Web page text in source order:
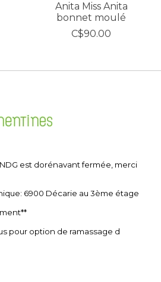
Anita Miss Anita
bonnet moulé
C$90.00
est dorénavant fermée, merci
6900 Décarie au 3ème étage
pour option de ramassage d